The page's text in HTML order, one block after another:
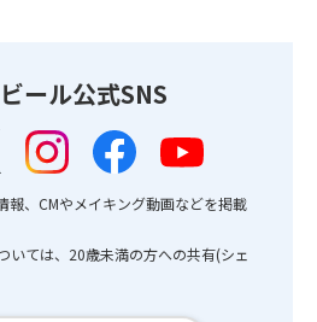
ール公式SNS
報、CMやメイキング動画などを掲載
いては、20歳未満の方への共有(シェ